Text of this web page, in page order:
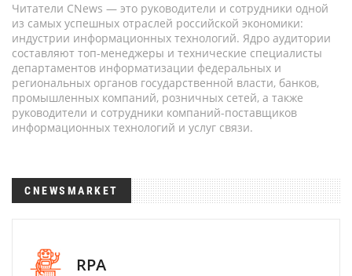
Читатели CNews — это руководители и сотрудники одной
из самых успешных отраслей российской экономики:
индустрии информационных технологий. Ядро аудитории
составляют топ-менеджеры и технические специалисты
департаментов информатизации федеральных и
региональных органов государственной власти, банков,
промышленных компаний, розничных сетей, а также
руководители и сотрудники компаний-поставщиков
информационных технологий и услуг связи.
CNEWSMARKET
RPA